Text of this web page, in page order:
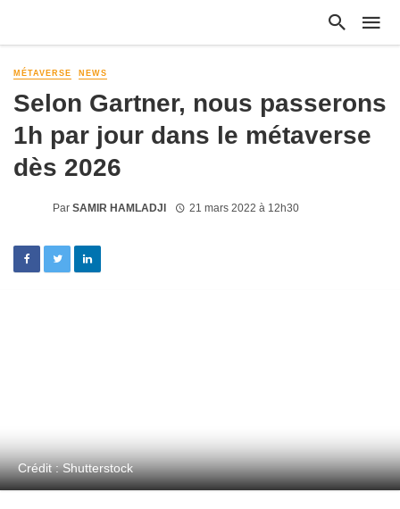
MÉTAVERSE NEWS
Selon Gartner, nous passerons
1h par jour dans le métaverse
dès 2026
Par SAMIR HAMLADJI 21 mars 2022 à 12h30
Crédit : Shutterstock